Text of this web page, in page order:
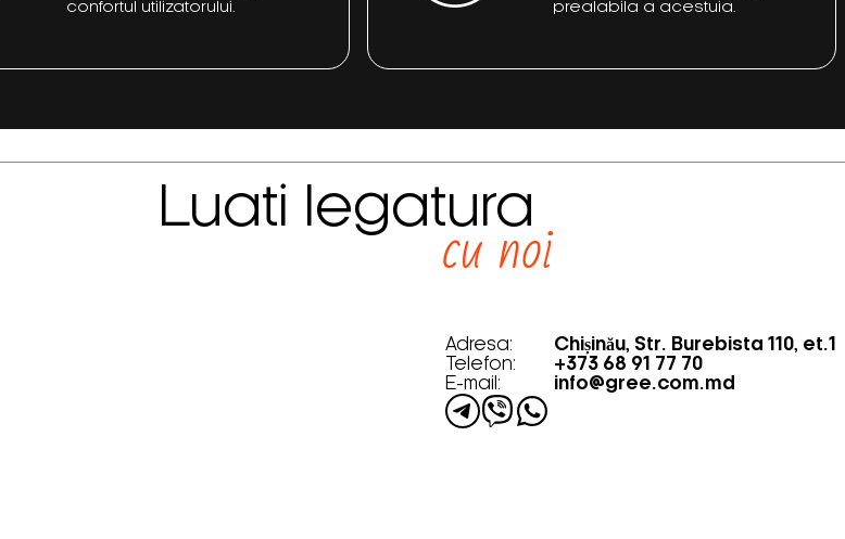
confortul utilizatorului.
prealabila a acestuia.
Luati legatura
cu noi
Adresa:
Chișinău, Str. Burebista 110, et.1
Telefon:
+373 68 91 77 70
E-mail:
info@gree.com.md